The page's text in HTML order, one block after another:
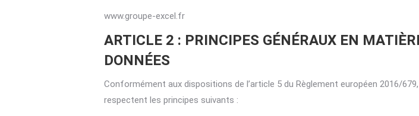
www.groupe-excel.fr
ARTICLE 2 : PRINCIPES GÉNÉRAUX EN
DONNÉES
Conformément aux dispositions de l’article 5 du Règlement européen 2016/
respectent les principes suivants :